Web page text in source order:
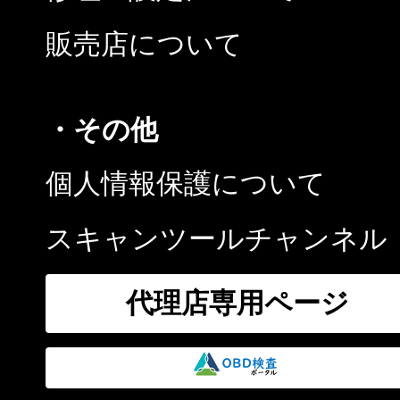
販売店について
・その他
個人情報保護について
スキャンツールチャンネル
代理店専用ページ